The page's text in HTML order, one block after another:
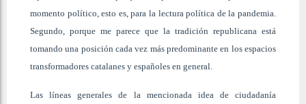
momento político, esto es, para la lectura política de la pandemia.
Segundo, porque me parece que la tradición republicana está
tomando una posición cada vez más predominante en los espacios
transformadores catalanes y españoles en general.
Las líneas generales de la mencionada idea de ciudadanía